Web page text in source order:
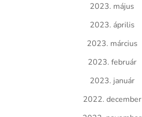
2023. május
2023. április
2023. március
2023. február
2023. január
2022. december